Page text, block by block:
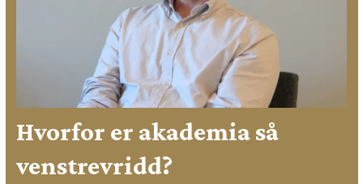
Hvorfor er akademia så
venstrevridd?